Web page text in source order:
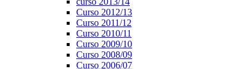
Curso 2012/13
Curso 2011/12
Curso 2010/11
Curso 2009/10
Curso 2008/09
Curso 2006/07